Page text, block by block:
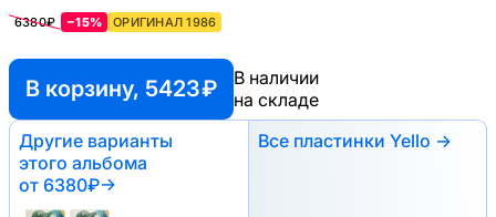
6380₽ −15% ОРИГИНАЛ 1986
В корзину, 5423 ₽
В наличии
на складе
Другие варианты
этого альбома
от 6380₽→
Все пластинки Yello →